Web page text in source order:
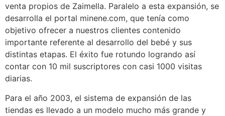
venta propios de Zaimella. Paralelo a esta expansión, se
desarrolla el portal minene.com, que tenía como
objetivo ofrecer a nuestros clientes contenido
importante referente al desarrollo del bebé y sus
distintas etapas. El éxito fue rotundo logrando así
contar con 10 mil suscriptores con casi 1000 visitas
diarias.
Para el año 2003, el sistema de expansión de las
tiendas es llevado a un modelo mucho más grande y